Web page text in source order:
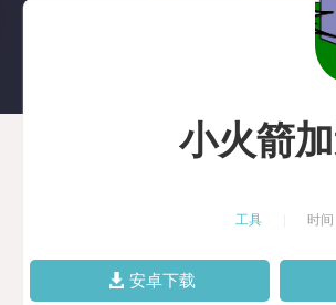
小火箭
工具 时
安卓下载